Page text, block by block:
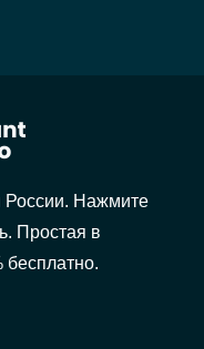
России. Нажмите
Простая в
бесплатно.